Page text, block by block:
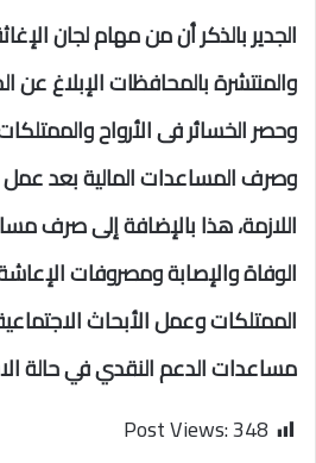
الجدير بالذكر أن من مهام لجان
والمنتشرة بالمحافظات الإبلاغ عن
وحصر الخسائر فى الأرواح
وصرف المساعدات المالية بعد عمل
اللازمة، هذا بالإضافة إلى صرف
الوفاة والإصابة ومصروفات
الممتلكات وعمل الأبحاث
مساعدات الدعم النقدي في حالة
Post Views:348